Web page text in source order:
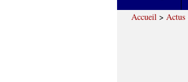
Accueil > Actus